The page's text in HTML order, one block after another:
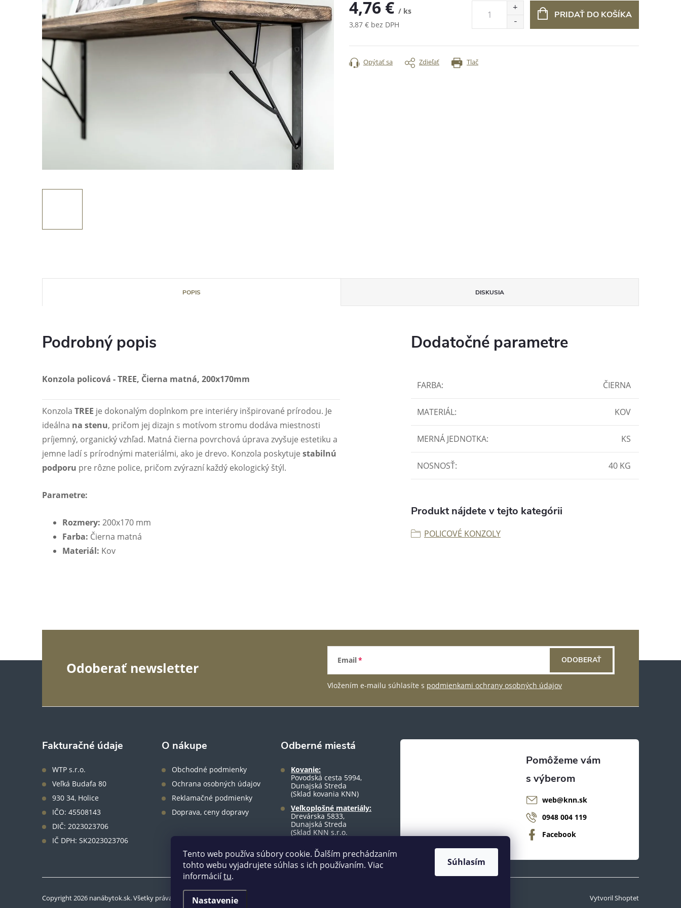
Tento web používa súbory cookie. Ďalším prechádzaním
tohto webu vyjadrujete súhlas s ich používaním. Viac
informáciítu.
Nastavenie
Súhlasím
4,76 € / ks
3,87 € bez DPH
cena:
PRIDAŤ DO KOŠÍKA
Tlač
Opýtať sa Zdieľať
POPIS DISKUSIA
Podrobný popis
Konzola policová - TREE, Čierna matná, 200x170mm
Konzola TREE je dokonalým doplnkom pre interiéry inšpirované prírodou. Je
ideálna na stenu, pričom jej dizajn s motívom stromu dodáva miestnosti
príjemný, organický vzhľad. Matná čierna povrchová úprava zvyšuje estetiku a
jemne ladí s prírodnými materiálmi, ako je drevo. Konzola poskytuje stabilnú
podporu pre rôzne police, pričom zvýrazní každý ekologický štýl.
Parametre:
Rozmery: 200x170 mm
Farba: Čierna matná
Materiál: Kov
Dodatočné parametre
FARBA: ČIERNA
MATERIÁL: KOV
MERNÁ JEDNOTKA: KS
NOSNOSŤ: 40 KG
Produkt nájdete v tejto kategórii
POLICOVÉ KONZOLY
Odoberať newsletter Email
Vložením e-mailu súhlasíte s podmienkami ochrany osobných údajov
ODOBERAŤ
Fakturačné údaje
WTP s.r.o.
Veľká Budafa 80
930 34, Holice
IČO: 45508143
DIČ: 2023023706
IČ DPH: SK2023023706
O nákupe
Obchodné podmienky
Ochrana osobných údajov
Reklamačné podmienky
Doprava, ceny dopravy
Odberné miestá
Kovanie:
Povodská cesta 5994,
Dunajská Streda
(Sklad kovania KNN)
Veľkoplošné materiály:
Drevárska 5833,
Dunajská Streda
(Sklad KNN s.r.o.
web@knn.sk
0948 004 119
Facebook
Vytvoril Shoptet
Copyright 2026 nanábytok.sk. Všetky práva vyhradené.